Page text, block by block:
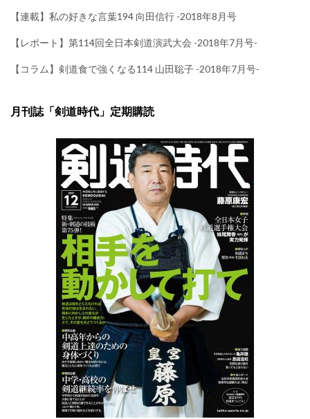
【連載】私の好きな言葉194 向田信行 -2018年8月号
【レポート】第114回全日本剣道演武大会 -2018年7月号-
【コラム】剣道食で強くなる114 山田聡子 -2018年7月号-
月刊誌「剣道時代」定期購読